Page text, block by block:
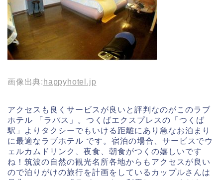
画像出典: happyhotel.jp
アクセスも良くサービスが良いと評判なのがこのラブ
ホテル 「ラパス」。つくばエクスプレスの「つくば
駅」よりタクシーでもいける距離にあり急なお泊まり
に最適なラブホテル です。宿泊の場合、サービスでウ
ェルカムドリンク、夜食、朝食がつくの嬉しいです
ね！筑波の自然の観光名所各地からもアクセスが良い
ので泊りがけの旅行を計画をしているカップルさんは